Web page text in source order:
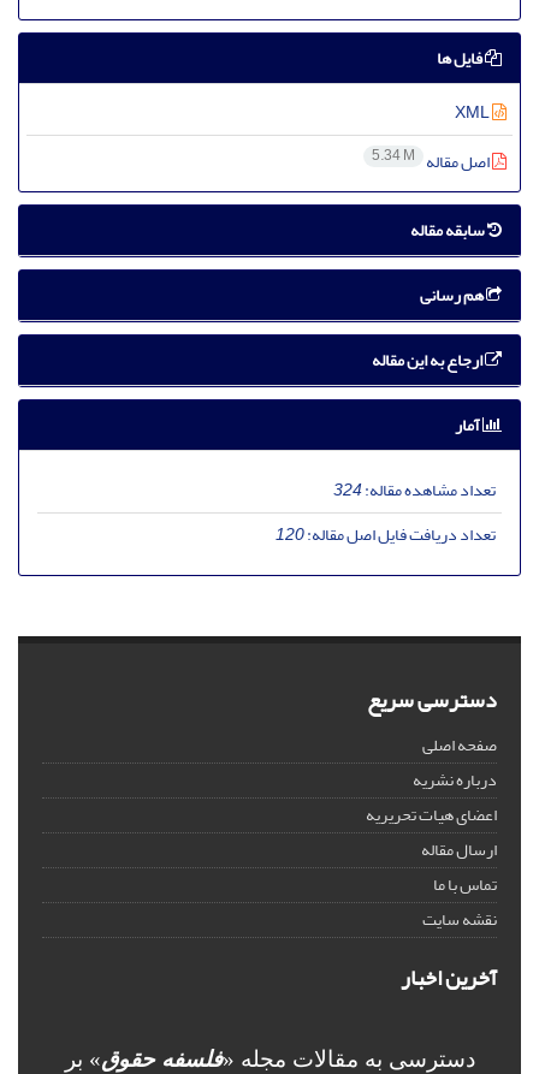
فایل ها
اصل مقاله 5.34 M
سابقه مقاله
هم رسانی
ارجاع به این مقاله
آمار
تعداد مشاهده مقاله:324
تعداد دریافت فایل اصل مقاله:120
دسترسی سریع
صفحه اصلی
درباره نشریه
اعضای هیات تحریریه
ارسال مقاله
تماس با ما
نقشه سایت
آخرین اخبار
دسترسی به مقالات مجله «فلسفه حقوق» بر